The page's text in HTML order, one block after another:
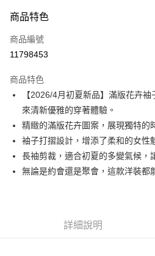
信用卡一次付款
超商取貨付款
Apple Pay
悠遊付
Google Pay
全盈+PAY
AFTEE先享後付是「在收到商品之後才付
商品特色
商品編號
11798453
商品特色
【2026/4月初夏新品】滿版花卉
來清新優雅的穿著體驗。
精緻的滿版花卉圖案，展現獨特的
袖子打摺設計，增添了柔和的女性
長袖剪裁，適合初夏的多變氣候，
無論是約會還是聚會，這款洋裝都
詳細說明